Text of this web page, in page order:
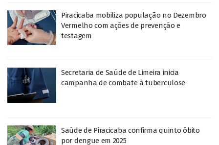
Piracicaba mobiliza população no Dezembro
Vermelho com ações de prevenção e
testagem
Secretaria de Saúde de Limeira inicia
campanha de combate à tuberculose
Saúde de Piracicaba confirma quinto óbito
por dengue em 2025